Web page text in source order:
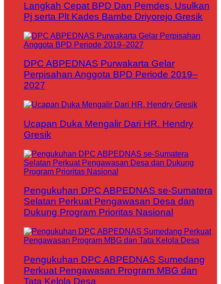
Langkah Cepat BPD Dan Pemdes, Usulkan
Pj serta Plt Kades Bambe Driyorejo Gresik
DPC ABPEDNAS Purwakarta Gelar
Perpisahan Anggota BPD Periode 2019–
2027
Ucapan Duka Mengalir Dari HR. Hendry
Gresik
Pengukuhan DPC ABPEDNAS se-Sumatera
Selatan Perkuat Pengawasan Desa dan
Dukung Program Prioritas Nasional
Pengukuhan DPC ABPEDNAS Sumedang
Perkuat Pengawasan Program MBG dan
Tata Kelola Desa